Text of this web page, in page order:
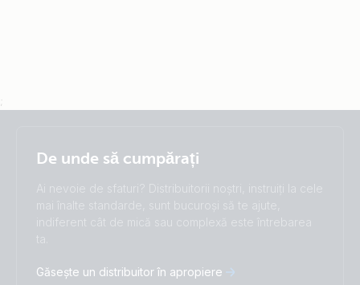
;
Română
Change language
Čeština
Dansk
Deutsch
English
Nederlands
Norsk
Stay up to date
I agree to receive the newsletter and accept the
De unde să cumpărați
Ai nevoie de sfaturi? Distribuitorii noștri, instruiți la cele
mai înalte standarde, sunt bucuroși să te ajute,
indiferent cât de mică sau complexă este întrebarea
ta.
Găsește un distribuitor în apropiere